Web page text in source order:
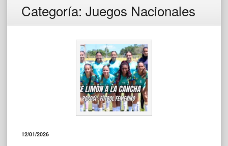
Categoría: Juegos Nacionales
12/01/2026